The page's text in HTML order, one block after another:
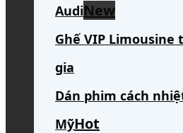
Audi
Ghế VIP Limousine
gia
Dán phim cách
Mỹ